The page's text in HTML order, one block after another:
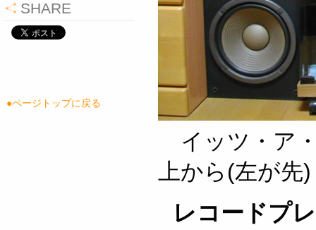
SHARE
●ページトップに戻る
イッツ・ア
上から(左が先)
レコードプ